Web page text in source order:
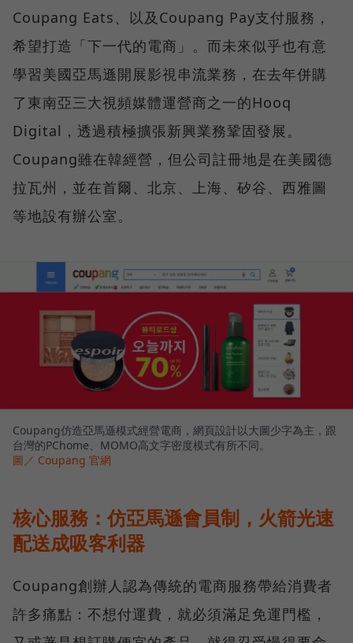
Coupang Eats、以及Coupang Pay支付服務，
希望打造「下一代的電商」。而未來似乎也有意
學習美國亞馬遜開展影視串流業務，在去年併購
了東南亞三大視頻媒體運營商之一的Hooq
Digital，透過積極擴張新興業務鞏固發展。
Coupang雖在韓經營，但公司註冊地是在美國德
拉瓦州，並在首爾、北京、上海、矽谷、西雅圖
等地設有辦公室。
Coupang仿造亞馬遜模式經營電商，網頁設計以大圖少字為主，跟
台灣的PChome、MOMO高文字密度模式有所不同。
圖／ Coupang 官網
核心服務：仿亞馬遜會員制，火箭光速
配送成吸客利器
Coupang創辦人認為傳統的電商服務帶給消費者
許多痛點：不想付運費，就必須滿足免運門檻，